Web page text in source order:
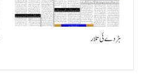
ہڑدے ئی تلار